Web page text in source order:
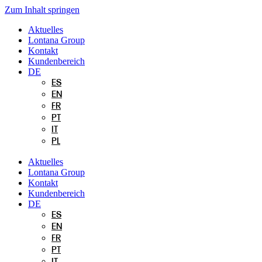
Zum Inhalt springen
Aktuelles
Lontana Group
Kontakt
Kundenbereich
DE
ES
EN
FR
PT
PL
Aktuelles
Lontana Group
Kontakt
Kundenbereich
DE
ES
EN
FR
PT